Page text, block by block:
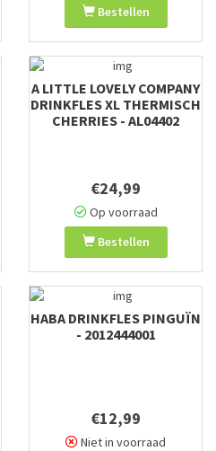
Bestellen
A LITTLE LOVELY COMPANY
DRINKFLES XL THERMISCH
CHERRIES - AL04402
€24,99
Op voorraad
Bestellen
HABA DRINKFLES PINGUÏN
- 2012444001
€12,99
Niet in voorraad